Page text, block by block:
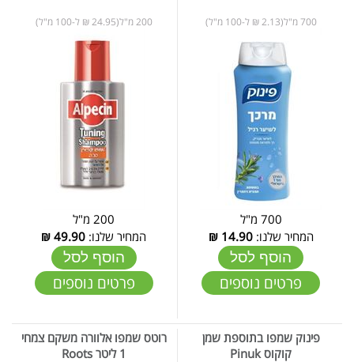
700 מ"ל(2.13 ₪ ל-100 מ"ל)
700 מ"ל
המחיר שלנו:14.90
₪
הוסף לסל
פרטים נוספים
200 מ"ל(24.95 ₪ ל-100 מ"ל)
200 מ"ל
המחיר שלנו: 49.90
₪
הוסף לסל
פרטים נוספים
פינוק שמפו בתוספת שמן
קוקוס Pinuk
רוטס שמפו אלוורה משקם צמחי
1 ליטר Roots